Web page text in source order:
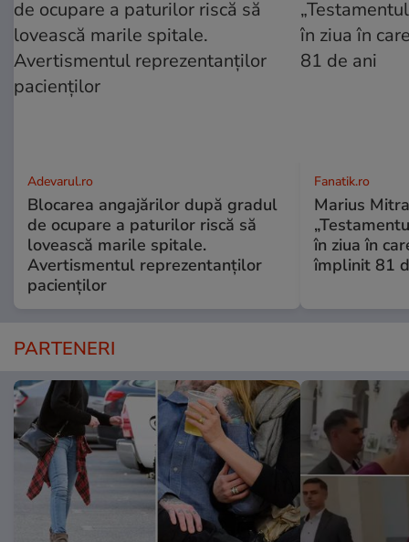
Adevarul.ro
Blocarea angajărilor după gradul
de ocupare a paturilor riscă să
lovească marile spitale.
Avertismentul reprezentanților
pacienților
Fanatik.ro
Marius
în ziua în
împlinit 81
PARTENERI